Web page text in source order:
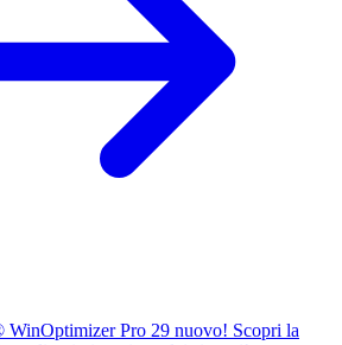
WinOptimizer Pro 29 nuovo! Scopri la